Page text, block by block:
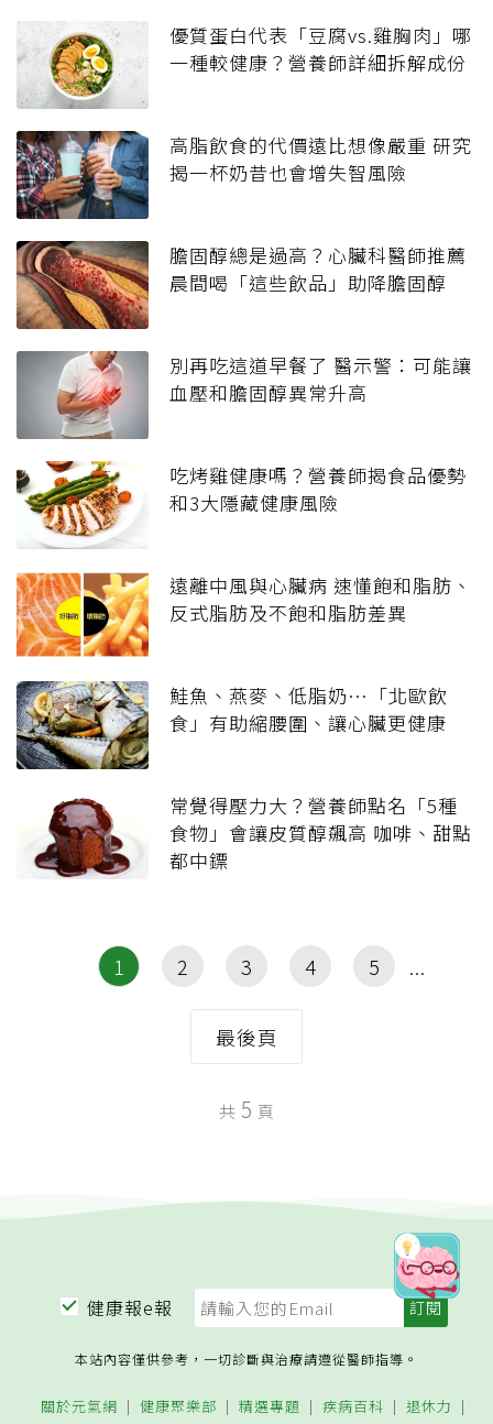
優質蛋白代表「豆腐vs.雞胸肉」哪
一種較健康？營養師詳細拆解成份
高脂飲食的代價遠比想像嚴重 研究
揭一杯奶昔也會增失智風險
膽固醇總是過高？心臟科醫師推薦
晨間喝「這些飲品」助降膽固醇
別再吃這道早餐了 醫示警：可能讓
血壓和膽固醇異常升高
吃烤雞健康嗎？營養師揭食品優勢
和3大隱藏健康風險
遠離中風與心臟病 速懂飽和脂肪、
反式脂肪及不飽和脂肪差異
鮭魚、燕麥、低脂奶…「北歐飲
食」有助縮腰圍、讓心臟更健康
常覺得壓力大？營養師點名「5種
食物」會讓皮質醇飆高 咖啡、甜點
都中鏢
1 2 3 4 5
最後頁
共 5 頁
健康報e報
本站內容僅供參考，一切診斷與治療請遵從醫師指導。
關於元氣網 健康聚樂部 精選專題 疾病百科 退休力